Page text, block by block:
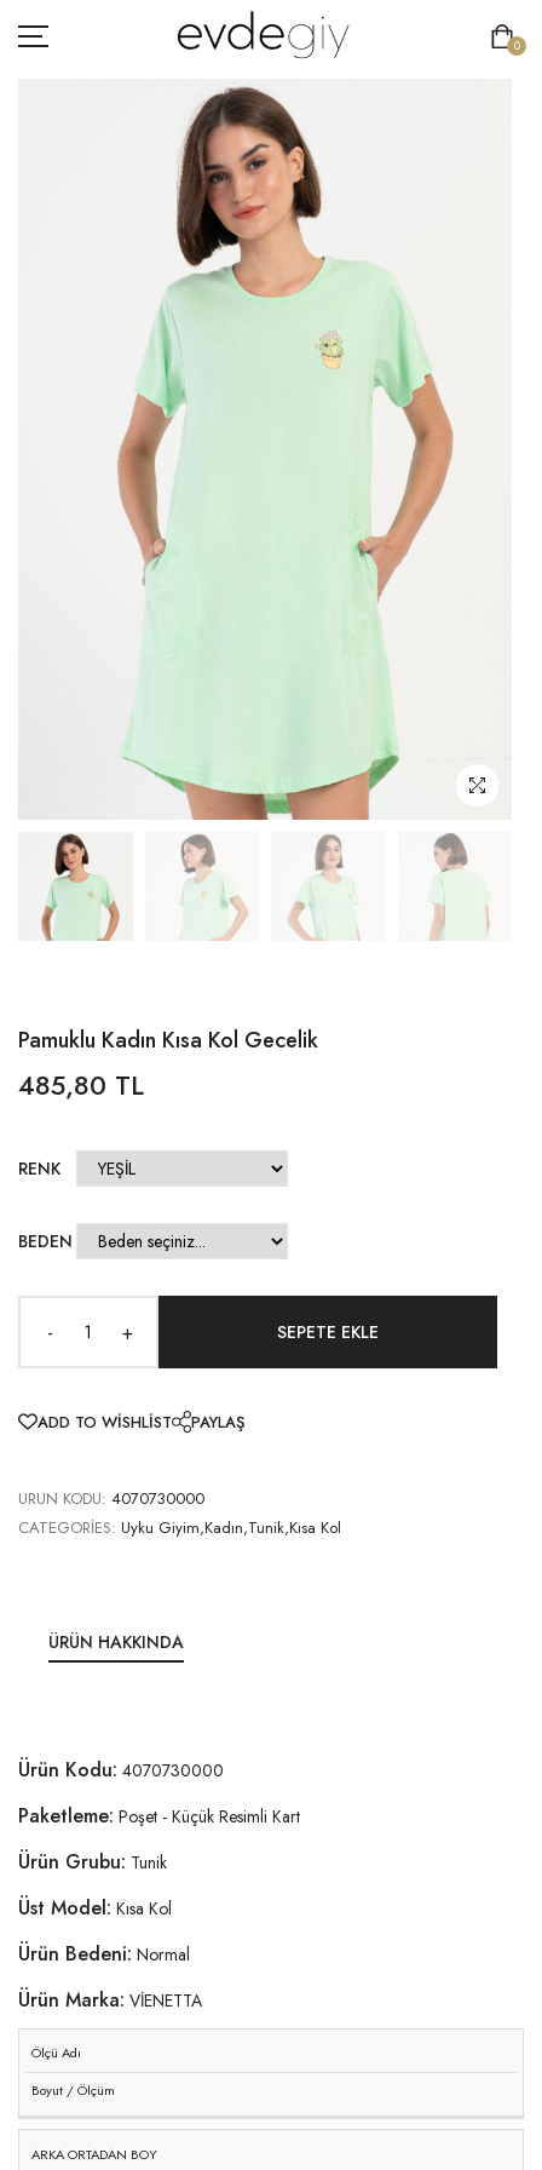
0
Pamuklu Kadın Kısa Kol Gecelik
485,80 TL
RENK
BEDEN
- +
ADD TO WISHLIST PAYLAŞ
URUN KODU: 4070730000
CATEGORIES: Uyku Giyim,Kadın,Tunik,Kısa Kol
ÜRÜN HAKKINDA
Ürün Kodu: 4070730000
Paketleme: Poşet - Küçük Resimli Kart
Ürün Grubu: Tunik
Üst Model: Kısa Kol
Ürün Bedeni: Normal
Ürün Marka: VİENETTA
Ölçü Adı
Boyut / Ölçüm
ARKA ORTADAN BOY